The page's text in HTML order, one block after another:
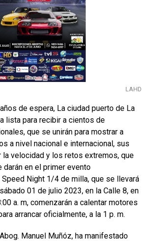
LAHD
de espera, La ciudad puerto de La
lista para recibir a cientos de
que se unirán para mostrar a
a nivel nacional e internacional, sus
velocidad y los retos extremos, que
darán en el primer evento
Night 1/4 de milla, que se llevará
01 de julio 2023, en la Calle 8, en
a. m, comenzarán a calentar motores
arrancar oficialmente, a la 1 p. m.
Manuel Muñóz, ha manifestado